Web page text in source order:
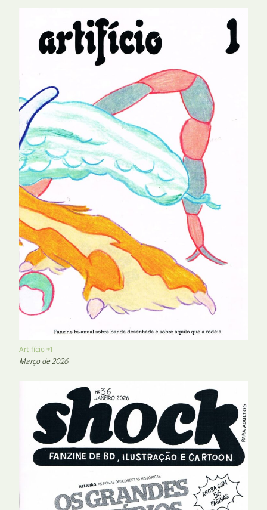
Artifício #1
Março de 2026